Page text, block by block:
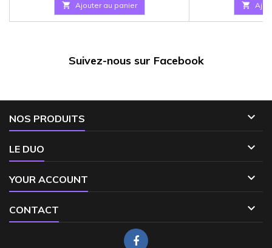
 Ajouter au panier 
Suivez-nous sur Facebook
NOS PRODUITS 
LE DUO 
YOUR ACCOUNT 
CONTACT 